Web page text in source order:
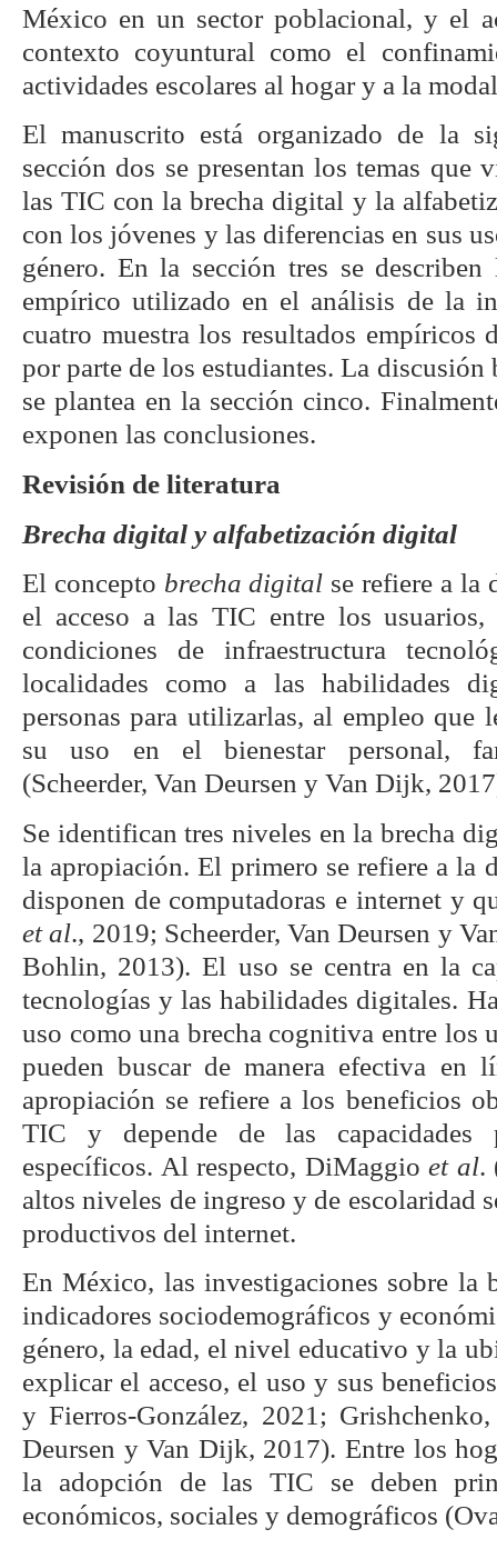
México en un sector poblacional, y el
contexto coyuntural como el
actividades escolares al hogar y a la
El manuscrito está organizado de la
sección dos se presentan los temas que
las TIC con la brecha digital y la
con los jóvenes y las diferencias en sus
género. En la sección tres se
empírico utilizado en el análisis de la
cuatro muestra los resultados empíricos
por parte de los estudiantes. La discusión
se plantea en la sección cinco.
exponen las conclusiones.
Revisión de literatura
Brecha digital y alfabetización digital
El concepto brecha digital se refiere a la
el acceso a las TIC entre los
condiciones de infraestructura
localidades como a las habilidades
personas para utilizarlas, al empleo que
su uso en el bienestar personal,
(Scheerder, Van Deursen y Van Dijk,
Se identifican tres niveles en la brecha
la apropiación. El primero se refiere a la
disponen de computadoras e internet y
et al., 2019; Scheerder, Van Deursen y
Bohlin, 2013). El uso se centra en la
tecnologías y las habilidades digitales.
uso como una brecha cognitiva entre los
pueden buscar de manera efectiva en
apropiación se refiere a los beneficios
TIC y depende de las capacidades
específicos. Al respecto, DiMaggioet al.
altos niveles de ingreso y de escolaridad
productivos del internet.
En México, las investigaciones sobre la
indicadores sociodemográficos y
género, la edad, el nivel educativo y la
explicar el acceso, el uso y sus
y Fierros-González, 2021;
Deursen y Van Dijk, 2017). Entre los
la adopción de las TIC se deben
económicos, sociales y demográficos